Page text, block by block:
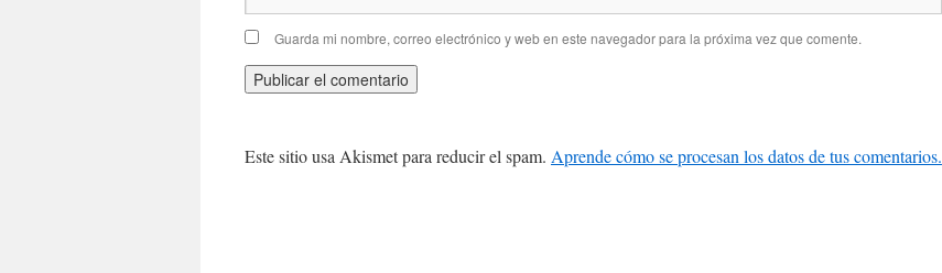
Guarda mi nombre, correo electrónico y web en este navegador para la próxima vez que comente.
Este sitio usa Akismet para reducir el spam. Aprende cómo se procesan los datos de tus comentarios.